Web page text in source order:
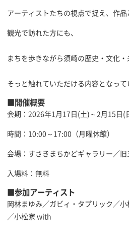
アーティストたちの視点で捉え、作品
観光で訪れた方にも、
まちを歩きながら須崎の歴史・文化・
そっと触れていただける内容となって
■開催概要
会期：2026年1月17日(土)～2月15日(
時間：10:00～17:00（月曜休館）
会場：すさきまちかどギャラリー／旧
入場料：無料
■参加アーティスト
岡林まゆみ／ガビィ・タプリック／
／小松家 with